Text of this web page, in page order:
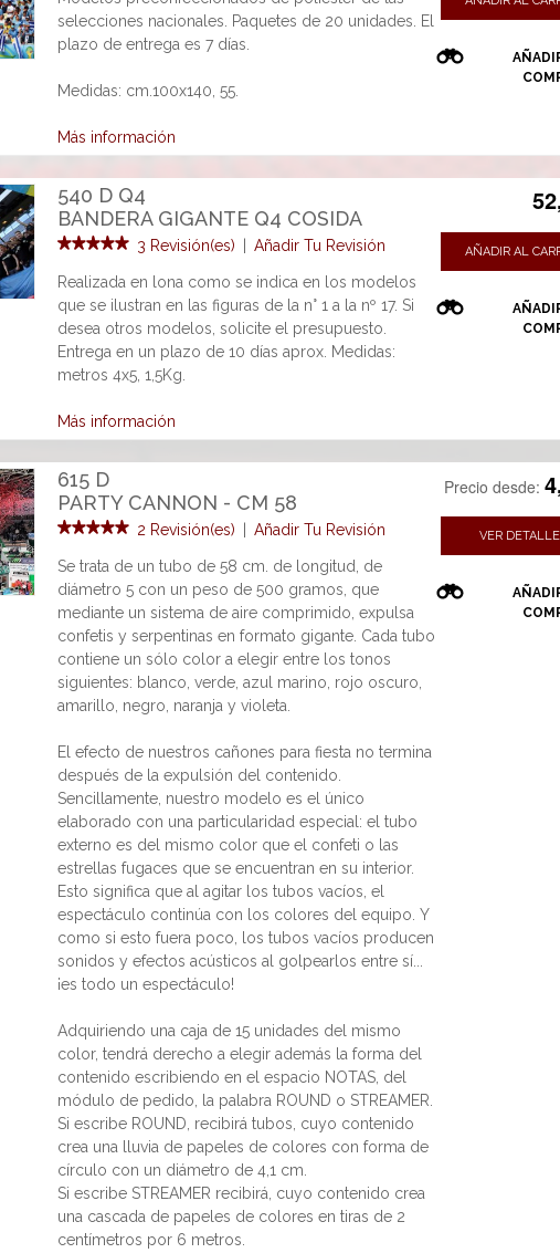
selecciones nacionales. Paquetes de 20 unidades. El
plazo de entrega es 7 días.
Medidas: cm.100x140, 55.
Más información
540 D Q4
BANDERA GIGANTE Q4 COSIDA
3 Revisión(es) Añadir Tu Revisión AÑADIR AL
Realizada en lona como se indica en los modelos
que se ilustran en las figuras de la n° 1 a la nº 17. Si
desea otros modelos, solicite el presupuesto.
Entrega en un plazo de 10 días aprox. Medidas:
metros 4x5, 1,5Kg.
Más información
615 D
PARTY CANNON - CM 58
2 Revisión(es) Añadir Tu Revisión
Precio desde:
VER
Se trata de un tubo de 58 cm. de longitud, de
diámetro 5 con un peso de 500 gramos, que
mediante un sistema de aire comprimido, expulsa
confetis y serpentinas en formato gigante. Cada tubo
contiene un sólo color a elegir entre los tonos
siguientes: blanco, verde, azul marino, rojo oscuro,
amarillo, negro, naranja y violeta.
El efecto de nuestros cañones para fiesta no termina
después de la expulsión del contenido.
Sencillamente, nuestro modelo es el único
elaborado con una particularidad especial: el tubo
externo es del mismo color que el confeti o las
estrellas fugaces que se encuentran en su interior.
Esto significa que al agitar los tubos vacíos, el
espectáculo continúa con los colores del equipo. Y
como si esto fuera poco, los tubos vacíos producen
sonidos y efectos acústicos al golpearlos entre sí...
¡es todo un espectáculo!
Adquiriendo una caja de 15 unidades del mismo
color, tendrá derecho a elegir además la forma del
contenido escribiendo en el espacio NOTAS, del
módulo de pedido, la palabra ROUND o STREAMER.
Si escribe ROUND, recibirá tubos, cuyo contenido
crea una lluvia de papeles de colores con forma de
círculo con un diámetro de 4,1 cm.
Si escribe STREAMER recibirá, cuyo contenido crea
una cascada de papeles de colores en tiras de 2
centímetros por 6 metros.